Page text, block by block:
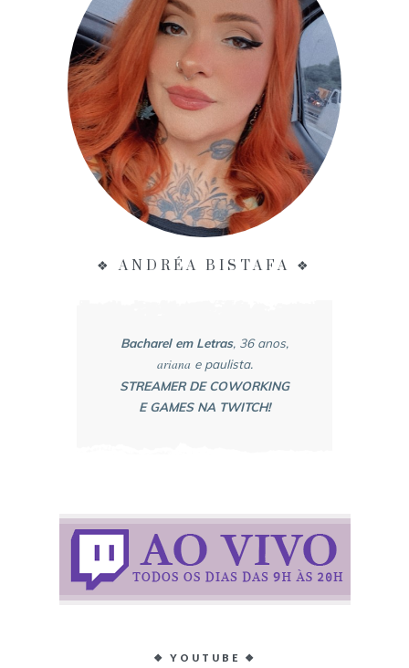
❖ ANDRÉA BISTAFA ❖
Bacharel em Letras, 36 anos,
arianae paulista.
STREAMER DE COWORKING
E GAMES NA TWITCH!
❖ YOUTUBE ❖